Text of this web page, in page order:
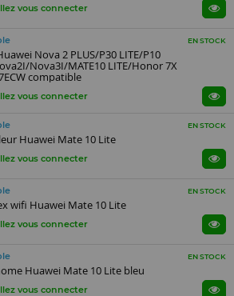
vous connecter
EN STOCK
Nova 2 PLUS/P30 LITE/P10
Nova3I/MATE10 LITE/Honor 7X
compatible
vous connecter
EN STOCK
Huawei Mate 10 Lite
vous connecter
EN STOCK
wifi Huawei Mate 10 Lite
vous connecter
EN STOCK
Huawei Mate 10 Lite bleu
vous connecter